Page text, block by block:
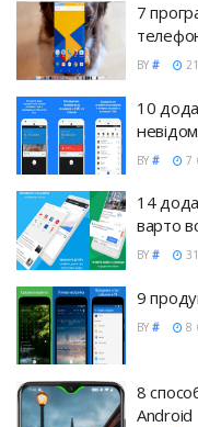
7
BY #
10
BY # 7
14
варто
BY #
9
BY # 8
8
Android